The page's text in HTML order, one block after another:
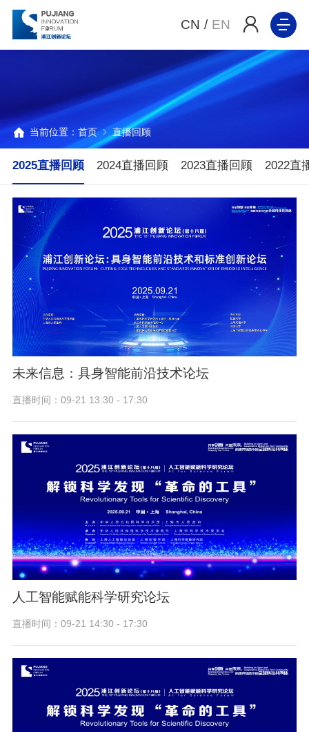
CN / EN
当前位置： 首页 直播回顾
2025直播回顾 2024直播回顾 2023直播回顾 2022直
未来信息：具身智能前沿技术论坛
直播时间：09-21 13:30 - 17:30
人工智能赋能科学研究论坛
直播时间：09-21 14:30 - 17:30